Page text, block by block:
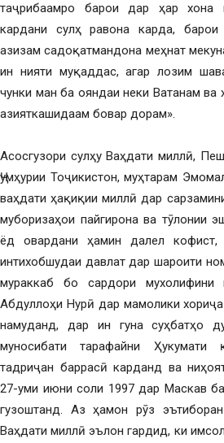
таҷрибаамро барои дар ҳар хона
кардани сулҳ равона карда, барои
азизам садоқатмандона меҳнат
ин нияти муқаддас, агар лозим
чунки ман ба ояндаи неки Ватанам ва
азияткашидаам бовар дорам».
Асосгузори сулҳу Ваҳдати миллӣ,
Ҷумҳурии Тоҷикистон, муҳтарам
ваҳдати ҳақиқии миллӣ дар
муборизаҳои пайгирона ва тӯлонии
ёд овардани ҳамин далел
интихобшудаи давлат дар шароити
мураккаб бо сардори мухолифини
Абдуллоҳи Нурӣ дар мамолики
намуданд, дар ин гуна суҳбатҳо
муносибати тарафайни Ҳукумати
тадриҷан баррасӣ карданд ва
27-уми июни соли 1997 дар Маскав
гузоштанд. Аз ҳамон рӯз
Ваҳдати миллӣ эълон гардид, ки